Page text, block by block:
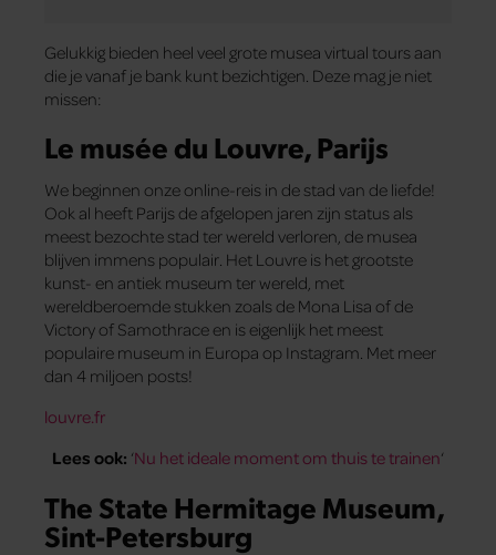
Gelukkig bieden heel veel grote musea virtual tours aan
die je vanaf je bank kunt bezichtigen. Deze mag je niet
missen:
Le musée du Louvre, Parijs
We beginnen onze online-reis in de stad van de liefde!
Ook al heeft Parijs de afgelopen jaren zijn status als
meest bezochte stad ter wereld verloren, de musea
blijven immens populair. Het Louvre is het grootste
kunst- en antiek museum ter wereld, met
wereldberoemde stukken zoals de Mona Lisa of de
Victory of Samothrace en is eigenlijk het meest
populaire museum in Europa op Instagram. Met meer
dan 4 miljoen posts!
louvre.fr
Lees ook: ‘Nu het ideale moment om thuis te trainen‘
The State Hermitage Museum,
Sint-Petersburg